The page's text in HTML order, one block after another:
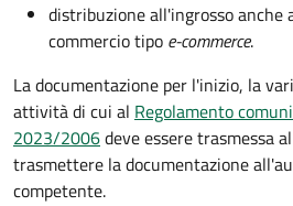
distribuzione all'ingrosso anche
commercio tipo e-commerce.
La documentazione per l'inizio, la
attività di cui al Regolamento
2023/2006deve essere trasmessa
trasmettere la documentazione
competente.